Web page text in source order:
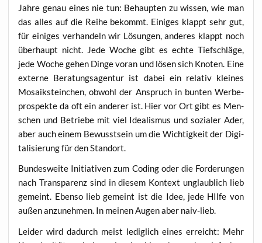
Jah­re genau eines nie tun: Behaup­ten zu wis­sen, wie man
das alles auf die Rei­he bekommt. Eini­ges klappt sehr gut,
für eini­ges ver­han­deln wir Lösun­gen, ande­res klappt noch
über­haupt nicht. Jede Woche gibt es ech­te Tief­schlä­ge,
jede Woche gehen Din­ge vor­an und lösen sich Kno­ten. Eine
exter­ne Bera­tungs­agen­tur ist dabei ein rela­tiv klei­nes
Mosa­ik­stein­chen, obwohl der Anspruch in bun­ten Wer­be­
pro­spek­te da oft ein ande­rer ist. Hier vor Ort gibt es Men­
schen und Betrie­be mit viel Idea­lis­mus und sozia­ler Ader,
aber auch einem Bewusst­sein um die Wich­tig­keit der Digi­
ta­li­sie­rung für den Standort.
Bun­des­wei­te Initia­ti­ven zum Coding oder die For­de­run­gen
nach Trans­pa­renz sind in die­sem Kon­text unglaub­lich lieb
gemeint. Eben­so lieb gemeint ist die Idee, jede HIl­fe von
außen anzu­neh­men. In mei­nen Augen aber naiv-lieb.
Lei­der wird dadurch meist ledig­lich eines erreicht: Mehr